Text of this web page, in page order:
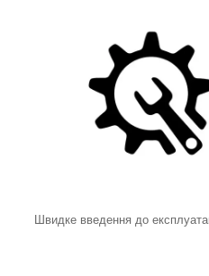
Швидке введення до